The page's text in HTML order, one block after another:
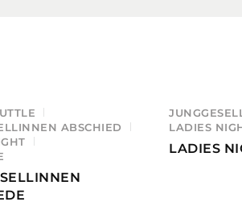
ABSCHIED
LADIES
LADIES